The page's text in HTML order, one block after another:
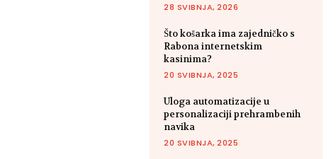
28 SVIBNJA, 2026
Što košarka ima zajedničko s
Rabona internetskim
kasinima?
20 SVIBNJA, 2025
Uloga automatizacije u
personalizaciji prehrambenih
navika
20 SVIBNJA, 2025